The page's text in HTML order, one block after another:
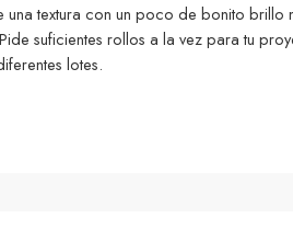
textura con un poco de bonito
suficientes rollos a la vez para tu
lotes.